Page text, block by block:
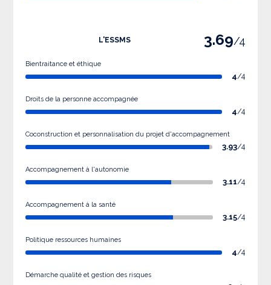
L'ESSMS 3.69/4
Bientraitance et éthique
4/4
Droits de la personne accompagnée
4/4
Coconstruction et personnalisation du projet d'accompagnement
3.93/4
Accompagnement à l'autonomie
3.11/4
Accompagnement à la santé
3.15/4
Politique ressources humaines
4/4
Démarche qualité et gestion des risques